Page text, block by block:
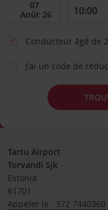
Conducteur âgé de
J’ai un code de
Tartu Airport
Torvandi Sjk
Estonia
61701
Appeler le : 372 7440360